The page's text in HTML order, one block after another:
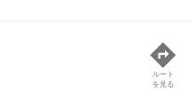
ルート
を見る